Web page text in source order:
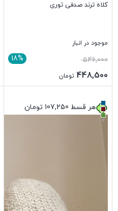
کلاه ترند صدفی توری
موجود در انبار
18% 546,000
448,500 تومان
هر قسط 107,250 تومان
+